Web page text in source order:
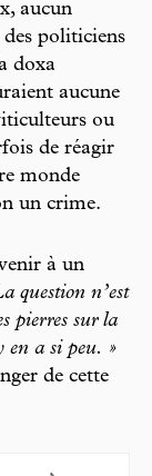
aucun
des politiciens
doxa
aucune
ou
de réagir
monde
un crime.
à un
question n’est
pierres sur la
en a si peu. »
de cette